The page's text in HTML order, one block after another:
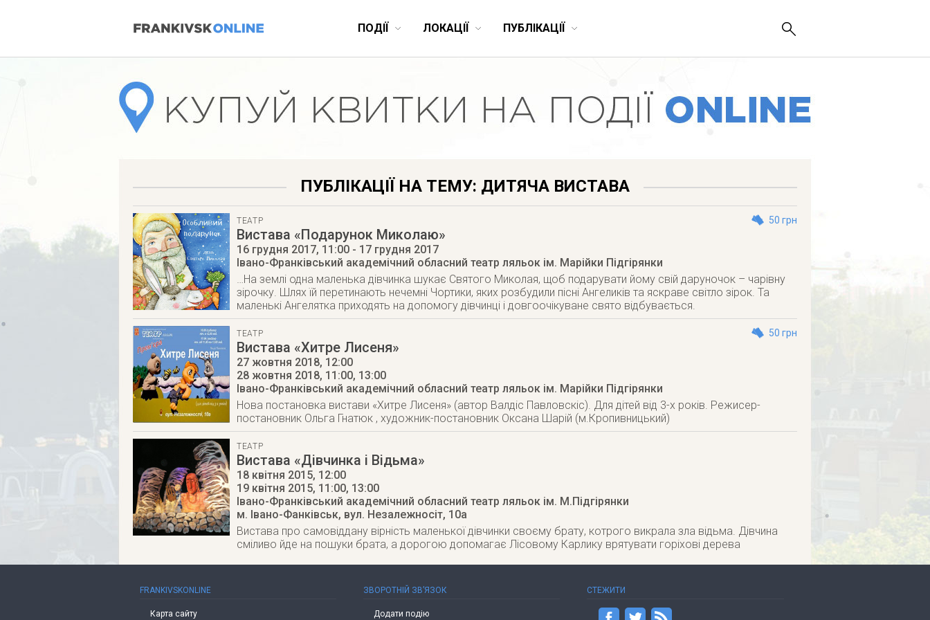
ПОДІЇ ЛОКАЦІЇ ПУБЛІКАЦІЇ
ПУБЛІКАЦІЇ НА ТЕМУ: ДИТЯЧА ВИСТАВА
ТЕАТР 50 грн
Вистава «Подарунок Миколаю»
16 грудня 2017, 11:00 - 17 грудня 2017
Івано-Франківський академічний обласний театр ляльок ім. Марійки Підгірянки
…На землі одна маленька дівчинка шукає Святого Миколая, щоб подарувати йому свій даруночок – чарівну
зірочку. Шлях їй перетинають нечемні Чортики, яких розбудили пісні Ангеликів та яскраве світло зірок. Та
маленькі Ангелятка приходять на допомогу дівчинці і довгоочікуване свято відбувається.
ТЕАТР 50 грн
Вистава «Хитре Лисеня»
27 жовтня 2018, 12:00
28 жовтня 2018, 11:00, 13:00
Івано-Франківський академічний обласний театр ляльок ім. Марійки Підгірянки
Нова постановка вистави «Хитре Лисеня» (автор Валдіс Павловскіс). Для дітей від 3-х років. Режисер-
постановник Ольга Гнатюк , художник-постановник Оксана Шарій (м.Кропивницький)
ТЕАТР
Вистава «Дівчинка і Відьма»
18 квітня 2015, 12:00
19 квітня 2015, 11:00, 13:00
Івано-Франківський академічний обласний театр ляльок ім. М.Підгірянки
м. Івано-Фанківськ, вул. Незалежносіт, 10а
Вистава про самовіддану вірність маленької дівчинки своєму брату, котрого викрала зла відьма. Дівчина
сміливо йде на пошуки брата, а дорогою допомагає Лісовому Карлику врятувати горіхові дерева
FRANKIVSKONLINE
Карта сайту
ЗВОРОТНІЙ ЗВ’ЯЗОК
Додати подію
СТЕЖИТИ